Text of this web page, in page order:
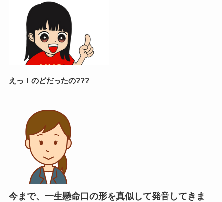
えっ！のどだったの???
今まで、一生懸命口の形を真似して発音してきま